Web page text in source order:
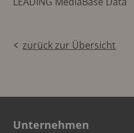
zurück zur Übersicht
Unternehmen